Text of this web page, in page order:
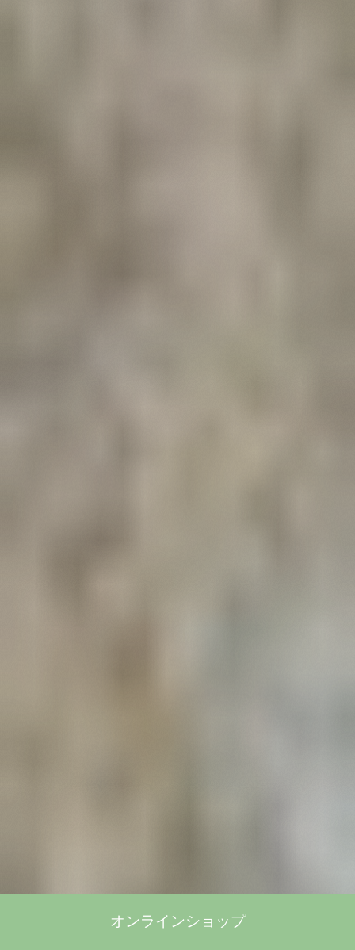
オンラインショップ